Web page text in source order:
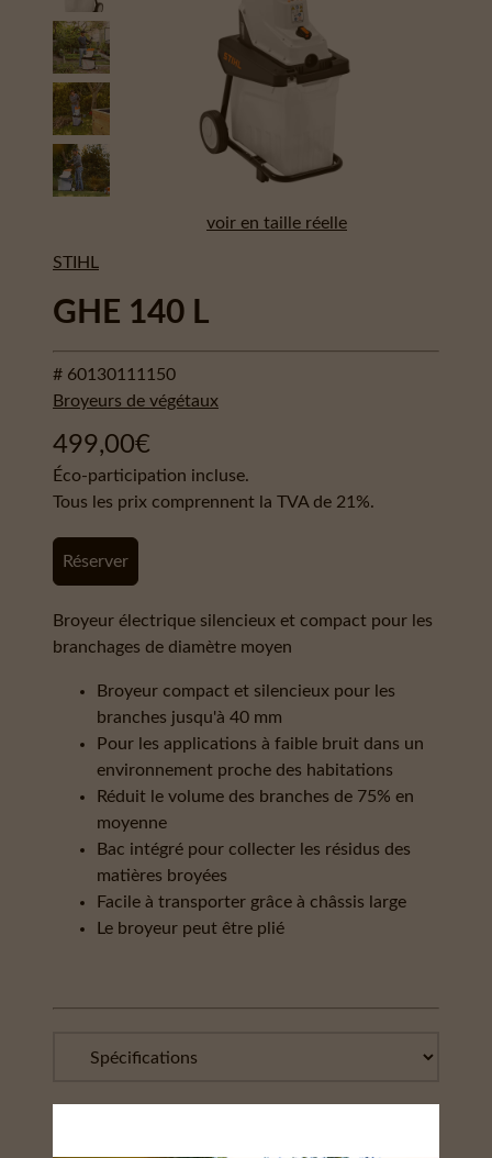
voir en taille réelle
STIHL
GHE 140 L
# 60130111150
Broyeurs de végétaux
499,00€
Éco-participation incluse.
Tous les prix comprennent la TVA de 21%.
Réserver
Broyeur électrique silencieux et compact pour les
branchages de diamètre moyen
Broyeur compact et silencieux pour les
branches jusqu'à 40 mm
Pour les applications à faible bruit dans un
environnement proche des habitations
Réduit le volume des branches de 75% en
moyenne
Bac intégré pour collecter les résidus des
matières broyées
Facile à transporter grâce à châssis large
Le broyeur peut être plié